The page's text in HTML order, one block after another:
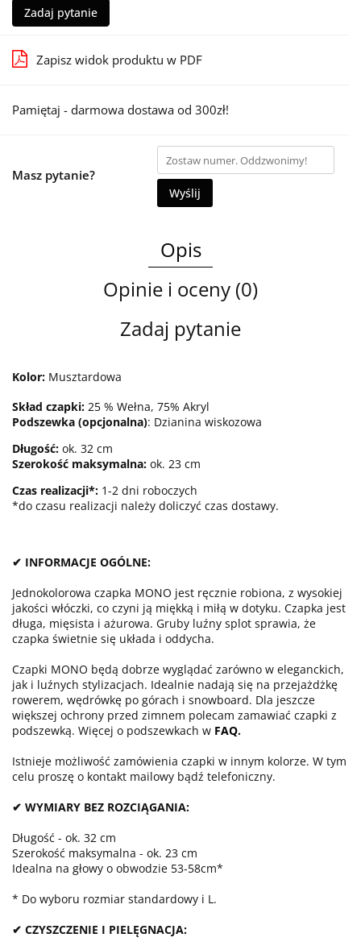
Zadaj pytanie
Zapisz widok produktu w PDF
Pamiętaj - darmowa dostawa od 300zł!
Masz pytanie?
Wyślij
Opis
Opinie i oceny (0)
Zadaj pytanie
Kolor: Musztardowa
Skład czapki: 25 % Wełna, 75% Akryl
Podszewka (opcjonalna): Dzianina wiskozowa
Długość: ok. 32 cm
Szerokość maksymalna: ok. 23 cm
Czas realizacji*: 1-2 dni roboczych
*do czasu realizacji należy doliczyć czas dostawy.
✔ INFORMACJE OGÓLNE:
Jednokolorowa czapka MONO jest ręcznie robiona, z wysokiej
jakości włóczki, co czyni ją miękką i miłą w dotyku. Czapka jest
długa, mięsista i ażurowa. Gruby luźny splot sprawia, że
czapka świetnie się układa i oddycha.
Czapki MONO będą dobrze wyglądać zarówno w eleganckich,
jak i luźnych stylizacjach. Idealnie nadają się na przejażdżkę
rowerem, wędrówkę po górach i snowboard. Dla jeszcze
większej ochrony przed zimnem polecam zamawiać czapki z
podszewką. Więcej o podszewkach w FAQ.
Istnieje możliwość zamówienia czapki w innym kolorze. W tym
celu proszę o kontakt mailowy bądź telefoniczny.
✔ WYMIARY BEZ ROZCIĄGANIA:
Długość - ok. 32 cm
Szerokość maksymalna - ok. 23 cm
Idealna na głowy o obwodzie 53-58cm*
* Do wyboru rozmiar standardowy i L.
✔ CZYSZCZENIE I PIELĘGNACJA: